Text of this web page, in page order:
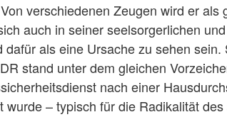
verschiedenen Zeugen wird er als
auch in seiner seelsorgerlichen
als eine Ursache zu sehen sein.
stand unter dem gleichen
nach einer
wurde – typisch für die Radikalität des